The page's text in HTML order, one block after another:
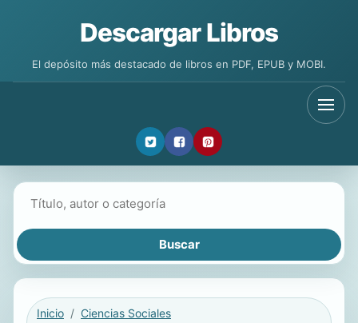
Descargar Libros
El depósito más destacado de libros en PDF, EPUB y MOBI.
Inicio
Ciencias Sociales